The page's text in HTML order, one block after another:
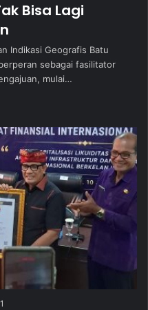
Bisa Lagi
Indikasi Geografis Batu
sebagai fasilitator
mulai…